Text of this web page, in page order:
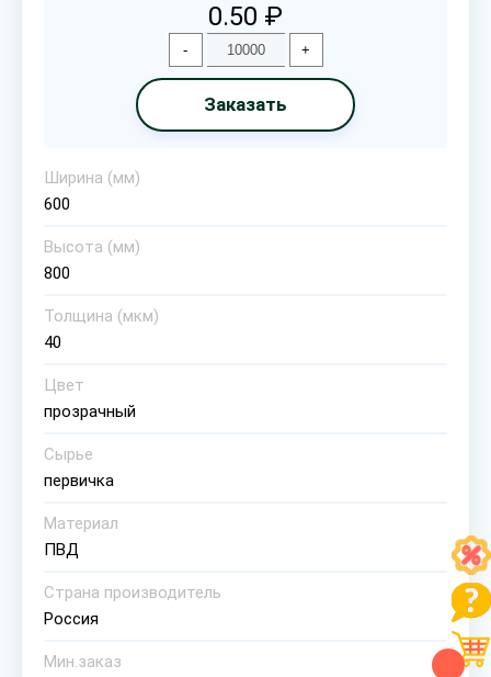
0.50 ₽
- +
Заказать
Ширина (мм)
600
Высота (мм)
800
Толщина (мкм)
40
Цвет
прозрачный
Сырье
первичка
Материал
ПВД
Страна производитель
Россия
Мин.заказ